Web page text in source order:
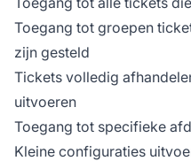
Toegang tot groepen
zijn gesteld
Tickets volledig
uitvoeren
Toegang tot specifieke
Kleine configuraties